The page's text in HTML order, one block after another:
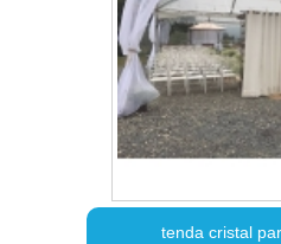
tenda cristal